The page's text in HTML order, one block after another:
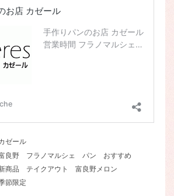
ゼール
良野 フラノマルシェ パン
おすすめ
商品
テイクアウト
富良野メロン
節限定